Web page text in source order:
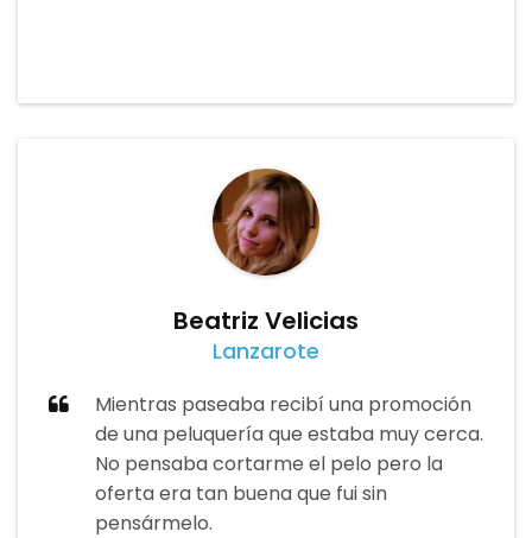
Beatriz Velicias
Lanzarote
Mientras paseaba recibí una promoción
de una peluquería que estaba muy cerca.
No pensaba cortarme el pelo pero la
oferta era tan buena que fui sin
pensármelo.